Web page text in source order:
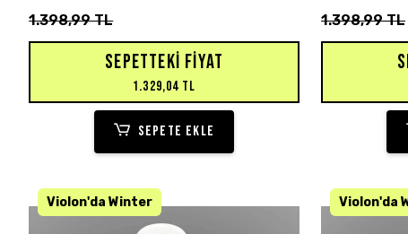
1.398,99 TL
SEPETTEKI FIYAT
1.329,04 TL
SEPETE EKLE
1.398,99 TL